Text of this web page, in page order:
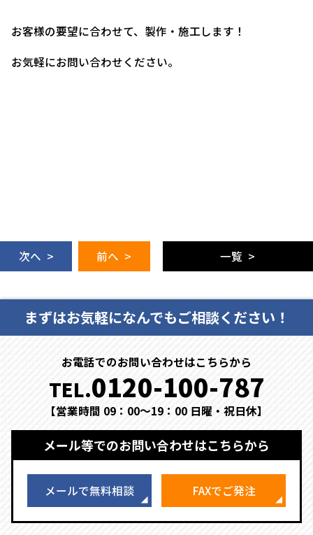
お客様の要望に合わせて、製作・施工します！
お気軽にお問い合わせください。
次へ > 前へ > 一覧 >
まずはお気軽になんでもご相談ください！
お電話でのお問い合わせはこちらから
TEL.0120-100-787
【営業時間 09：00～19：00 日曜・祝日休】
メール等でのお問い合わせはこちらから
メールで無料相談 FAXでご発注